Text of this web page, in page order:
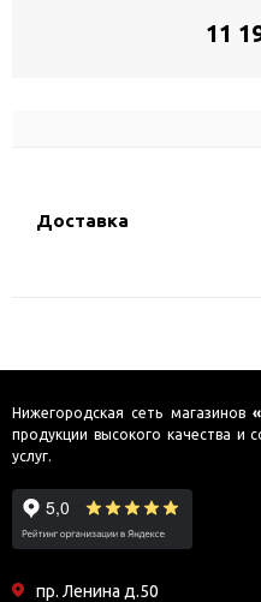
11
Доставка
Нижегородская сеть магазинов
продукции высокого качества и
услуг.
пр. Ленина д.50